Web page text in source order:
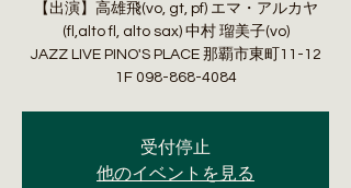
【出演】高雄飛(vo, gt, pf) エマ・アルカヤ
(fl,alto fl, alto sax) 中村 瑠美子(vo)
JAZZ LIVE PINO'S PLACE 那覇市東町11-12
1F 098-868-4084
受付停止
他のイベントを見る